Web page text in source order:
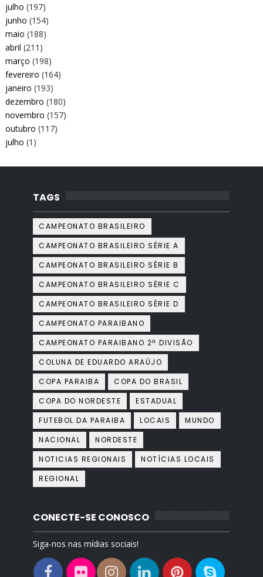
julho (197)
junho (154)
maio (188)
abril (211)
março (198)
fevereiro (164)
janeiro (193)
dezembro (180)
novembro (157)
outubro (117)
julho (1)
TAGS
CAMPEONATO BRASILEIRO
CAMPEONATO BRASILEIRO SÉRIE A
CAMPEONATO BRASILEIRO SÉRIE B
CAMPEONATO BRASILEIRO SÉRIE C
CAMPEONATO BRASILEIRO SÉRIE D
CAMPEONATO PARAIBANO
CAMPEONATO PARAIBANO 2ª DIVISÃO
COLUNA DE EDUARDO ARAÚJO
COPA PARAIBA
COPA DO BRASIL
COPA DO NORDESTE
ESTADUAL
FUTEBOL DA PARAIBA
LOCAIS
MUNDO
NACIONAL
NORDESTE
NOTICIAS REGIONAIS
NOTÍCIAS LOCAIS
REGIONAL
CONECTE-SE CONOSCO
Siga-nos nas mídias sociais!